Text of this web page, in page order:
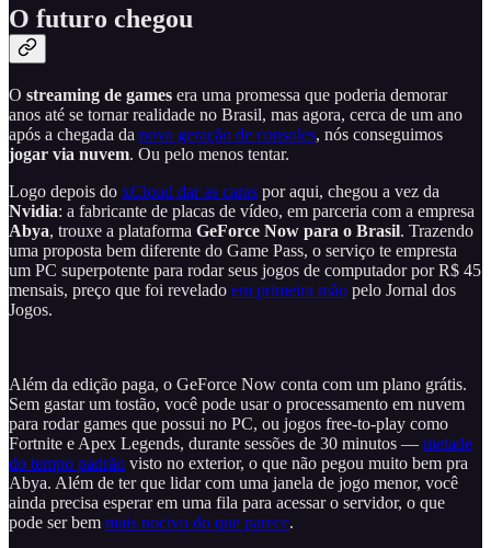
O futuro chegou
O streaming de games era uma promessa que poderia demorar
anos até se tornar realidade no Brasil, mas agora, cerca de um ano
após a chegada da nova geração de consoles, nós conseguimos
jogar via nuvem. Ou pelo menos tentar.
Logo depois do xCloud dar as caras por aqui, chegou a vez da
Nvidia: a fabricante de placas de vídeo, em parceria com a empresa
Abya, trouxe a plataforma GeForce Now para o Brasil. Trazendo
uma proposta bem diferente do Game Pass, o serviço te empresta
um PC superpotente para rodar seus jogos de computador por R$ 45
mensais, preço que foi revelado em primeira mão pelo Jornal dos
Jogos.
Além da edição paga, o GeForce Now conta com um plano grátis.
Sem gastar um tostão, você pode usar o processamento em nuvem
para rodar games que possui no PC, ou jogos free-to-play como
Fortnite e Apex Legends, durante sessões de 30 minutos — metade
do tempo padrão visto no exterior, o que não pegou muito bem pra
Abya. Além de ter que lidar com uma janela de jogo menor, você
ainda precisa esperar em uma fila para acessar o servidor, o que
pode ser bem mais nocivo do que parece.